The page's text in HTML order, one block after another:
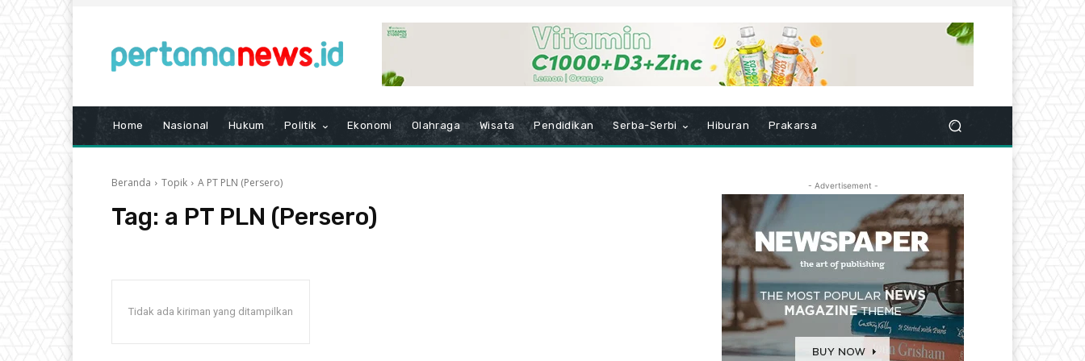
Home Nasional Hukum Politik Ekonomi Olahraga Wisata Pendidikan Serba-Serbi Hiburan Prakarsa
Beranda Topik A PT PLN (Persero)
Tag: a PT PLN (Persero)
Tidak ada kiriman yang ditampilkan
- Advertisement -